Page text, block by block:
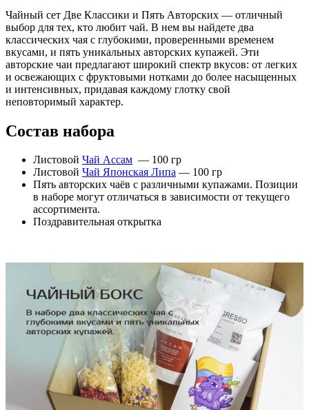
Чайный сет Две Классики и Пять Авторских — отличный
выбор для тех, кто любит чай. В нем вы найдете два
классических чая с глубокими, проверенными временем
вкусами, и пять уникальных авторских купажей. Эти
авторские чаи предлагают широкий спектр вкусов: от легких
и освежающих с фруктовыми нотками до более насыщенных
и интенсивных, придавая каждому глотку свой
неповторимый характер.
Состав набора
Листовой Чай Ассам — 100 гр
Листовой Чай Японская Липа — 100 гр
Пять авторских чаёв с различными купажами. Позиции
в наборе могут отличаться в зависимости от текущего
ассортимента.
Поздравительная открытка